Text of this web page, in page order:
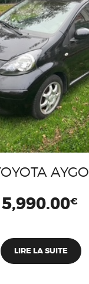
AYGO
5,990.00€
LIRE LA SUITE